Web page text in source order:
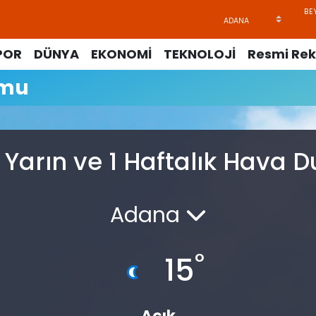
DÜNYA EKONOMİ TEKNOLOJİ Resmi
ve 1 Haftalık Hava
Adana
15°